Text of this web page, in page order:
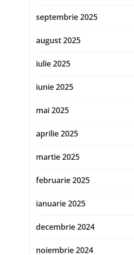
septembrie 2025
august 2025
iulie 2025
iunie 2025
mai 2025
aprilie 2025
martie 2025
februarie 2025
ianuarie 2025
decembrie 2024
noiembrie 2024